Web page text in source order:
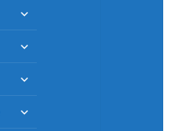
меню
раскрыть
меню
раскрыть
меню
раскрыть
меню
раскрыть